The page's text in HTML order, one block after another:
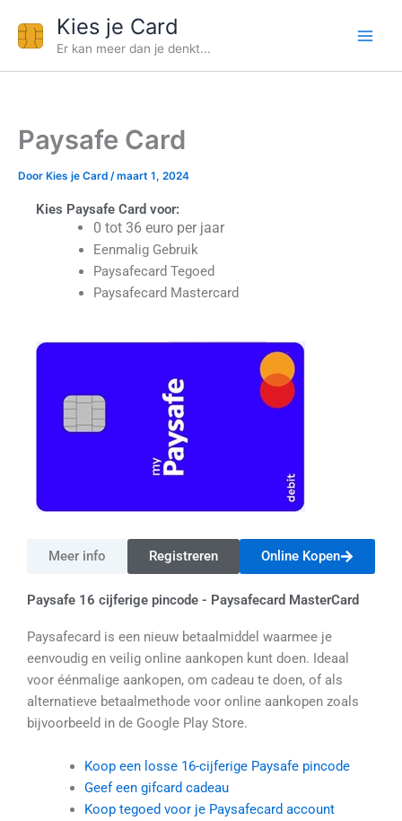
naar
inhoud
Kies je Card
Er kan meer dan je denkt...
Paysafe Card
Door Kies je Card /maart 1, 2024
Kies Paysafe Card voor:
0 tot 36 euro per jaar
Eenmalig Gebruik
Paysafecard Tegoed
Paysafecard Mastercard
Meer info Registreren Online Kopen
Paysafe 16 cijferige pincode - Paysafecard MasterCard
Paysafecard is een nieuw betaalmiddel waarmee je
eenvoudig en veilig online aankopen kunt doen. Ideaal
voor éénmalige aankopen, om cadeau te doen, of als
alternatieve betaalmethode voor online aankopen zoals
bijvoorbeeld in de Google Play Store.
Koop een losse 16-cijferige Paysafe pincode
Geef een gifcard cadeau
Koop tegoed voor je Paysafecard account